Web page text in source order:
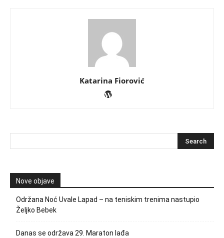
Katarina Fiorović
Nove objave
Održana Noć Uvale Lapad – na teniskim trenima nastupio
Željko Bebek
Danas se održava 29. Maraton lađa